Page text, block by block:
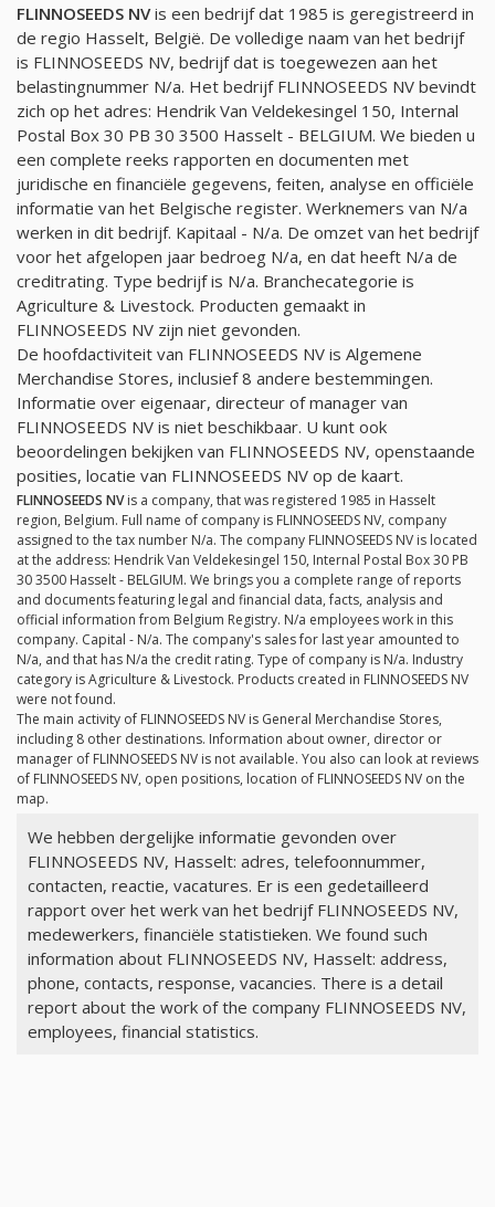
FLINNOSEEDS NVis een bedrijf dat 1985 is geregistreerd in
de regio Hasselt, België. De volledige naam van het bedrijf
is FLINNOSEEDS NV, bedrijf dat is toegewezen aan het
belastingnummer N/a. Het bedrijf FLINNOSEEDS NV bevindt
zich op het adres: Hendrik Van Veldekesingel 150, Internal
Postal Box 30 PB 30 3500 Hasselt - BELGIUM. We bieden u
een complete reeks rapporten en documenten met
juridische en financiële gegevens, feiten, analyse en officiële
informatie van het Belgische register. Werknemers van N/a
werken in dit bedrijf. Kapitaal - N/a. De omzet van het bedrijf
voor het afgelopen jaar bedroeg N/a, en dat heeft N/a de
creditrating. Type bedrijf is N/a. Branchecategorie is
Agriculture & Livestock. Producten gemaakt in
FLINNOSEEDS NV zijn niet gevonden.
De hoofdactiviteit van FLINNOSEEDS NV is Algemene
Merchandise Stores, inclusief 8 andere bestemmingen.
Informatie over eigenaar, directeur of manager van
FLINNOSEEDS NV is niet beschikbaar. U kunt ook
beoordelingen bekijken van FLINNOSEEDS NV, openstaande
posities, locatie van FLINNOSEEDS NV op de kaart.
FLINNOSEEDS NVis a company, that was registered 1985 in Hasselt
region, Belgium. Full name of company is FLINNOSEEDS NV, company
assigned to the tax number N/a. The company FLINNOSEEDS NV is located
at the address: Hendrik Van Veldekesingel 150, Internal Postal Box 30 PB
30 3500 Hasselt - BELGIUM. We brings you a complete range of reports
and documents featuring legal and financial data, facts, analysis and
official information from Belgium Registry. N/a employees work in this
company. Capital - N/a. The company's sales for last year amounted to
N/a, and that has N/a the credit rating. Type of company is N/a. Industry
category is Agriculture & Livestock. Products created in FLINNOSEEDS NV
were not found.
The main activity of FLINNOSEEDS NV is General Merchandise Stores,
including 8 other destinations. Information about owner, director or
manager of FLINNOSEEDS NV is not available. You also can look at reviews
of FLINNOSEEDS NV, open positions, location of FLINNOSEEDS NV on the
map.
We hebben dergelijke informatie gevonden over
FLINNOSEEDS NV, Hasselt: adres, telefoonnummer,
contacten, reactie, vacatures. Er is een gedetailleerd
rapport over het werk van het bedrijf FLINNOSEEDS NV,
medewerkers, financiële statistieken. We found such
information about FLINNOSEEDS NV, Hasselt: address,
phone, contacts, response, vacancies. There is a detail
report about the work of the company FLINNOSEEDS NV,
employees, financial statistics.